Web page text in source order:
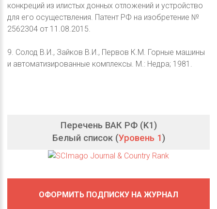
конкреций из илистых донных отложений и устройство
для его осуществления. Патент РФ на изобретение №
2562304 от 11.08.2015.
9. Солод В.И., Зайков В.И., Первов К.М. Горные машины
и автоматизированные комплексы. М.: Недра; 1981.
Перечень ВАК РФ (K1)
Белый список (Уровень 1)
ОФОРМИТЬ ПОДПИСКУ НА ЖУРНАЛ